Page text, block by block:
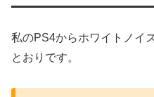
私のPS4からホワイトノイ
とおりです。